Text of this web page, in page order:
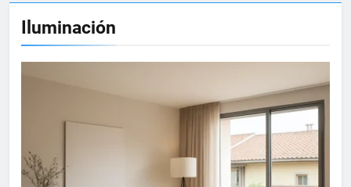
Sistemas eléctricos para
centros comerciales: diseño y
Iluminación